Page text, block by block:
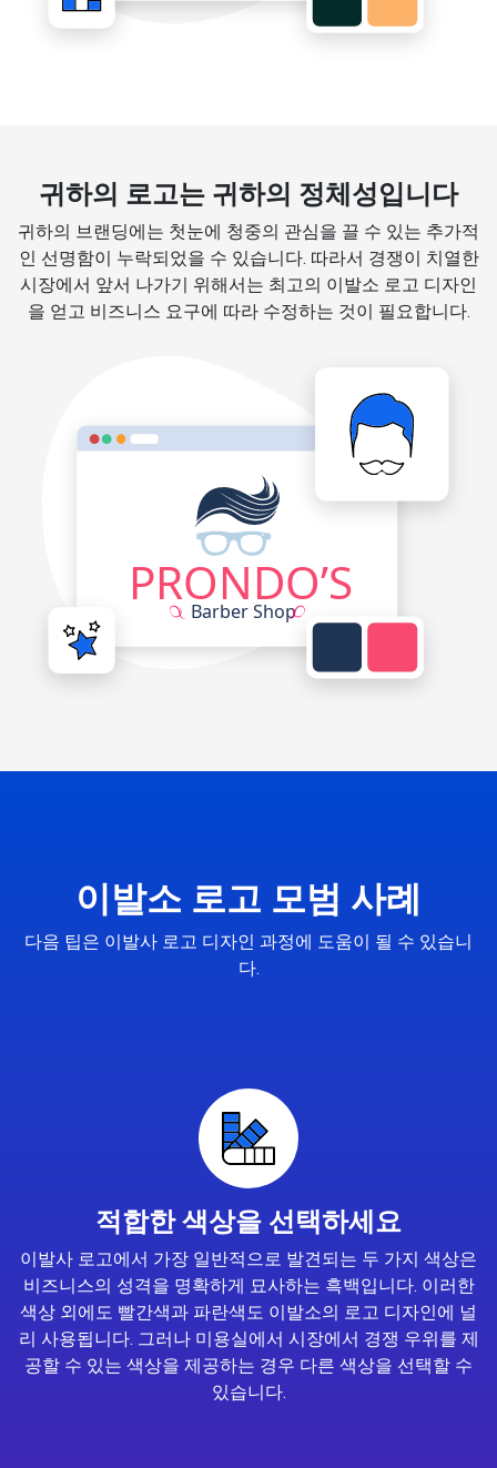
귀하의 로고는 귀하의 정체성입니다
귀하의 브랜딩에는 첫눈에 청중의 관심을 끌 수 있는 추가적
인 선명함이 누락되었을 수 있습니다. 따라서 경쟁이 치열한
시장에서 앞서 나가기 위해서는 최고의 이발소 로고 디자인
을 얻고 비즈니스 요구에 따라 수정하는 것이 필요합니다.
이발소 로고 모범 사례
다음 팁은 이발사 로고 디자인 과정에 도움이 될 수 있습니
다.
적합한 색상을 선택하세요
이발사 로고에서 가장 일반적으로 발견되는 두 가지 색상은
비즈니스의 성격을 명확하게 묘사하는 흑백입니다. 이러한
색상 외에도 빨간색과 파란색도 이발소의 로고 디자인에 널
리 사용됩니다. 그러나 미용실에서 시장에서 경쟁 우위를 제
공할 수 있는 색상을 제공하는 경우 다른 색상을 선택할 수
있습니다.